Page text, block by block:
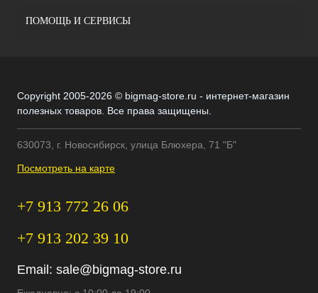
ПОМОЩЬ И СЕРВИСЫ
Copyright 2005-2026 © bigmag-store.ru - интернет-магазин
полезных товаров. Все права защищены.
630073, г. Новосибирск, улица Блюхера, 71 "Б"
Посмотреть на карте
+7 913 772 26 06
+7 913 202 39 10
Email: sale@bigmag-store.ru